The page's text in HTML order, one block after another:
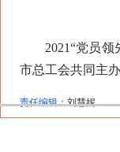
2021“党员领先
市总工会共同主
责任编辑：刘慧妮